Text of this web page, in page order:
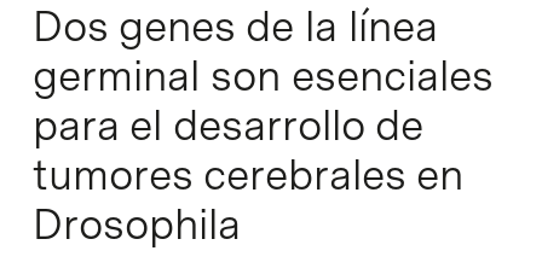
Dos genes de la línea
germinal son esenciales
para el desarrollo de
tumores cerebrales en
Drosophila